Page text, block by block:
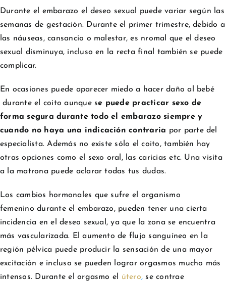
Durante el embarazo el deseo sexual puede variar según las
semanas de gestación. Durante el primer trimestre, debido a
las náuseas, cansancio o malestar, es nromal que el deseo
sexual disminuya, incluso en la recta final también se puede
complicar.
En ocasiones puede aparecer miedo a hacer daño al bebé
durante el coito aunque se puede practicar sexo de
forma segura durante todo el embarazo siempre y
cuando no haya una indicación contraria por parte del
especialista. Además no existe sólo el coito, también hay
otras opciones como el sexo oral, las caricias etc. Una visita
a la matrona puede aclarar todas tus dudas.
Los cambios hormonales que sufre el organismo
femenino durante el embarazo, pueden tener una cierta
incidencia en el deseo sexual, ya que la zona se encuentra
más vascularizada. El aumento de flujo sanguíneo en la
región pélvica puede producir la sensación de una mayor
excitación e incluso se pueden lograr orgasmos mucho más
intensos. Durante el orgasmo el útero, se contrae